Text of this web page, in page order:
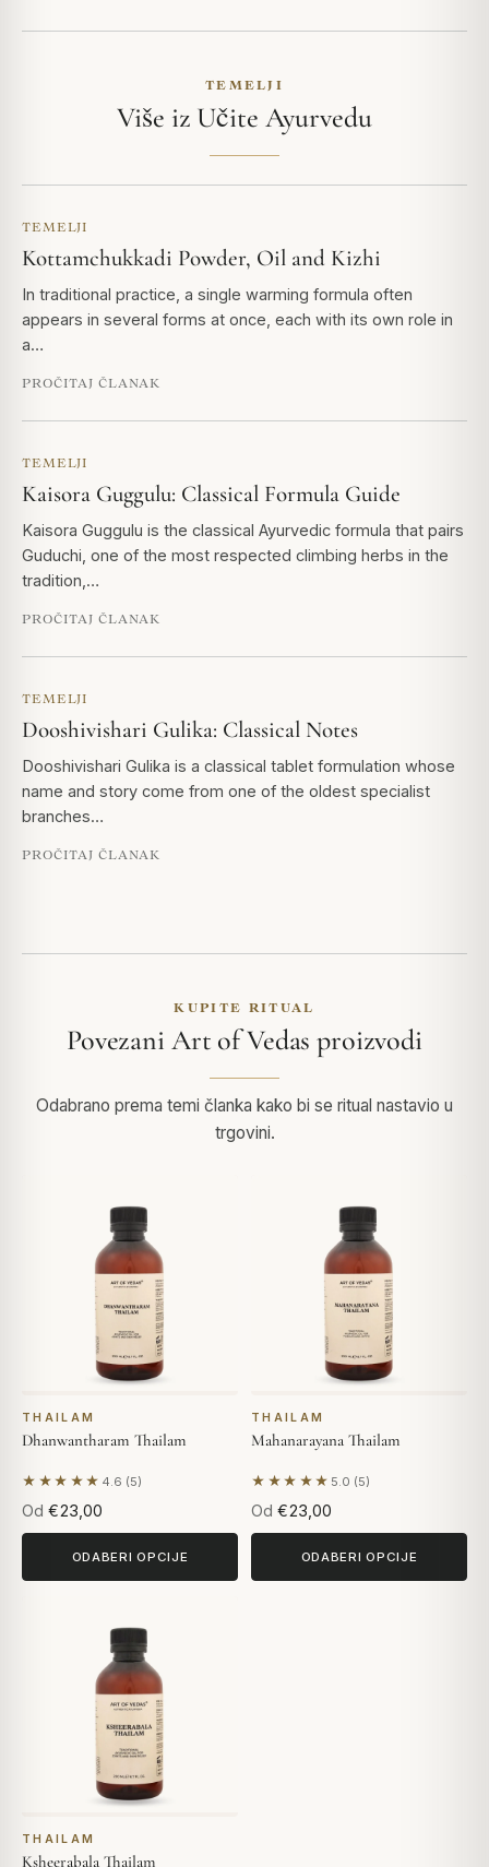
TEMELJI
Više iz Učite Ayurvedu
TEMELJI
Kottamchukkadi Powder, Oil and Kizhi
In traditional practice, a single warming formula often
appears in several forms at once, each with its own role in
a…
PROČITAJ ČLANAK
TEMELJI
Kaisora Guggulu: Classical Formula Guide
Kaisora Guggulu is the classical Ayurvedic formula that pairs
Guduchi, one of the most respected climbing herbs in the
tradition,…
PROČITAJ ČLANAK
TEMELJI
Dooshivishari Gulika: Classical Notes
Dooshivishari Gulika is a classical tablet formulation whose
name and story come from one of the oldest specialist
branches…
PROČITAJ ČLANAK
KUPITE RITUAL
Povezani Art of Vedas proizvodi
Odabrano prema temi članka kako bi se ritual nastavio u
trgovini.
THAILAM
Dhanwantharam Thailam
★★★★★ 4.6 (5)
Na temelju 5 recenzija
Od €23,00
ODABERI OPCIJE
THAILAM
Mahanarayana Thailam
★★★★★ 5.0 (5)
Na temelju 5 recenzija
Od €23,00
ODABERI OPCIJE
THAILAM
Ksheerabala Thailam